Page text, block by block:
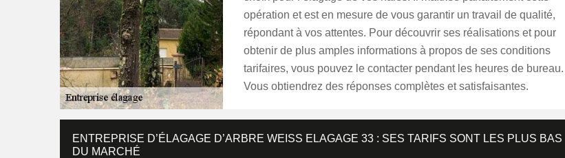
opération et est en mesure de vous garantir un travail de qualité,
répondant à vos attentes. Pour découvrir ses réalisations et pour
obtenir de plus amples informations à propos de ses conditions
tarifaires, vous pouvez le contacter pendant les heures de bureau.
Vous obtiendrez des réponses complètes et satisfaisantes.
ENTREPRISE D’ÉLAGAGE D’ARBRE WEISS ELAGAGE 33 : SES TARIFS SONT LES PLUS BAS
DU MARCHÉ